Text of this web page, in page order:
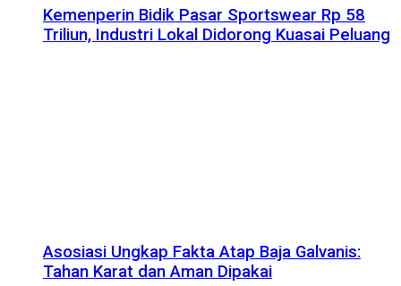
Kemenperin Bidik Pasar Sportswear Rp 58
Triliun, Industri Lokal Didorong Kuasai Peluang
Asosiasi Ungkap Fakta Atap Baja Galvanis:
Tahan Karat dan Aman Dipakai